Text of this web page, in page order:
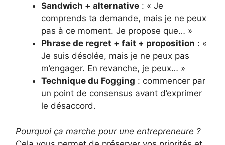
Sandwich + alternative : « Je
comprends ta demande, mais je ne peux
pas à ce moment. Je propose que… »
Phrase de regret + fait + proposition : «
Je suis désolée, mais je ne peux pas
m’engager. En revanche, je peux… »
Technique du Fogging : commencer par
un point de consensus avant d’exprimer
le désaccord.
Pourquoi ça marche pour une entrepreneure ?